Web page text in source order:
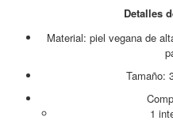
Detalles
Material: piel vegana de
Tamaño:
1